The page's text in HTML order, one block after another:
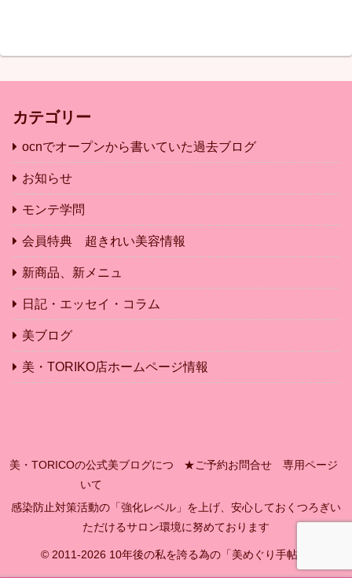
カテゴリー
ocnでオープンから書いていた過去ブログ
お知らせ
モンテ学問
会員特典 超きれい美容情報
新商品、新メニュ
日記・エッセイ・コラム
美ブログ
美・TORIKO店ホームページ情報
美・TORICOの公式美ブログにつ
いて
★ご予約お問合せ 専用ページ
感染防止対策活動の「強化レベル」を上げ、安心しておくつろぎい
ただけるサロン環境に努めております
© 2011-2026 10年後の私を誇る為の「美めぐり手帖」.